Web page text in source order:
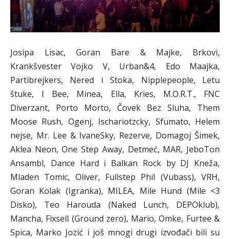
Josipa Lisac, Goran Bare & Majke, Brkovi,
Krankšvester Vojko V, Urban&4, Edo Maajka,
Partibrejkers, Nered i Stoka, Nipplepeople, Letu
štuke, I Bee, Minea, Ella, Kries, M.O.R.T., FNC
Diverzant, Porto Morto, Čovek Bez Sluha, Them
Moose Rush, Ogenj, Ischariotzcky, Sfumato, Helem
nejse, Mr. Lee & IvaneSky, Rezerve, Domagoj Šimek,
Aklea Neon, One Step Away, Detmeć, MAR, JeboTon
Ansambl, Dance Hard i Balkan Rock by DJ Kneža,
Mladen Tomic, Oliver, Fullstep Phil (Vubass), VRH,
Goran Kolak (Igranka), MILEA, Mile Hund (Mile <3
Disko), Teo Harouda (Naked Lunch, DEPOklub),
Mancha, Fixsell (Ground zero), Mario, Omke, Furtee &
Spica, Marko Jozić i još mnogi drugi izvođači bili su